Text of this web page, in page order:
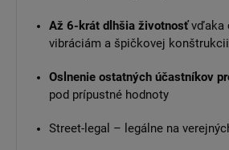
Až 6-krát dlhšia životnosťvďaka
vibráciám a špičkovej konštrukcii
Oslnenie ostatných účastníkov
pod prípustné hodnoty
Street-legal – legálne na